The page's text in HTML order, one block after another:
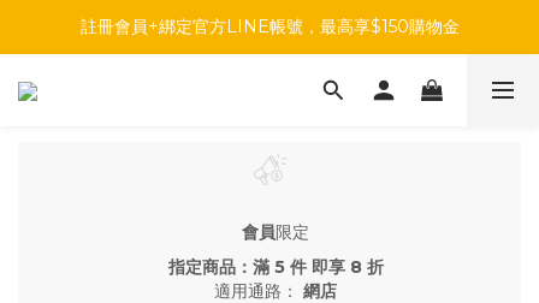
註冊會員+綁定官方LINE帳號，最高享$150購物金
註冊會員+綁定官方LINE帳號，最高享$150購物金
前往參加投票，領取專屬折扣碼!
會員限定
指定商品：滿 5 件 即享 8 折
適用通路： 網店